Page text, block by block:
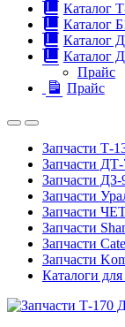
Каталог
Каталог
Каталог
Каталог
Прайс
Прайс
Запчасти Т-
Запчасти
Запчасти ДЗ-
Запчасти
Запчасти
Запчасти
Запчасти
Запчасти
Каталоги